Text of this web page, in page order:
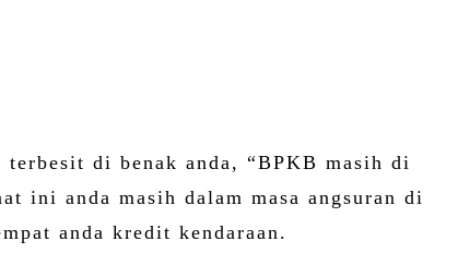
terbesit di benak anda, “BPKB masih di
ini anda masih dalam masa angsuran di
anda kredit kendaraan.